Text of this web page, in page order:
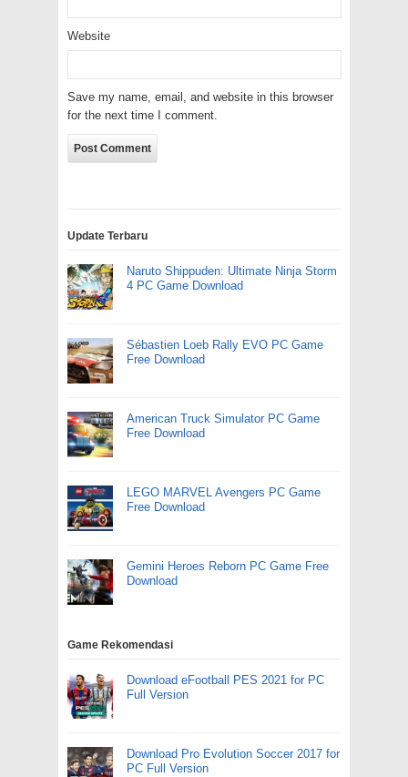
Website
Save my name, email, and website in this browser
for the next time I comment.
Update Terbaru
Naruto Shippuden: Ultimate Ninja Storm
4 PC Game Download
Sébastien Loeb Rally EVO PC Game
Free Download
American Truck Simulator PC Game
Free Download
LEGO MARVEL Avengers PC Game
Free Download
Gemini Heroes Reborn PC Game Free
Download
Game Rekomendasi
Download eFootball PES 2021 for PC
Full Version
Download Pro Evolution Soccer 2017 for
PC Full Version